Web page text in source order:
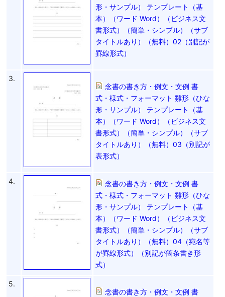
形・サンプル） テンプレート（基
本）（ワード Word）（ビジネス文
書形式）（簡単・シンプル）（サブ
タイトルあり）（無料）02（別記が
罫線形式）
3.
念書の書き方・例文・文例 書
式・様式・フォーマット 雛形（ひな
形・サンプル） テンプレート（基
本）（ワード Word）（ビジネス文
書形式）（簡単・シンプル）（サブ
タイトルあり）（無料）03（別記が
表形式）
4.
念書の書き方・例文・文例 書
式・様式・フォーマット 雛形（ひな
形・サンプル） テンプレート（基
本）（ワード Word）（ビジネス文
書形式）（簡単・シンプル）（サブ
タイトルあり）（無料）04（宛名等
が罫線形式）（別記が箇条書き形
式）
5.
念書の書き方・例文・文例 書